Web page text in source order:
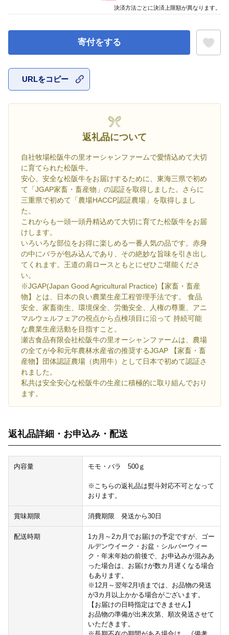
寄付をする
URLをコピー
返礼品について
自社牧場松阪牛の里オーシャンファームで愛情込めて大切
に育てられた松阪牛。
安心、安全な松阪牛をお届けするために、東海三県で初め
て「JGAP家畜・畜産物」の認証を取得しました。さらに
三重県で初めて「農場HACCP認証農場」を取得しまし
た。
これからも一頭一頭丹精込めて大切に育てた松阪牛をお届
けします。
いろいろな部位をお得に楽しめる一番人気の品です。赤身
の中にバラが包み込んであり、その絶妙な旨味を引き出し
てくれます。王道の肩ロースともとにぜひご堪能くださ
い。
※JGAP(Japan Good Agricultural Practice)【家畜・畜産
物】とは、日本の良い農業生産工程管理手法です。 食品
安全、家畜衛生、環境保全、労働安全、人権の尊重、アニ
マルウェルフェアの視点から点検項目に沿って 持続可能
な農業生産活動を目指すこと。
瀬古食品有限会社松阪牛の里オーシャンファームは、農場
の全てが令和元年農林水産省の推奨するJGAP 【家畜・畜
産物】団体認証農場（肉用牛）として日本で初めて認証さ
れました。
私共は安全安心な松阪牛の生産に積極的に取り組んでおり
ます。
返礼品詳細・お申込み・配送
内容量 モモ・バラ 500ｇ
※こちらの返礼品は熨斗対応不可となって
おります。
賞味期限 消費期限 発送から30日
配送時期
1カ月～2カ月でお届けの予定ですが、ゴー
ルデンウイーク・お盆・シルバーウィー
ク・年末年始の前後で、お申込みが混みあ
った場合は、お届けが数カ月遅くなる場合
もあります。
※12月～翌年2月頃までは、お品物の発送
が3カ月以上かかる場合がございます。
【お届けの日時指定はできません】
お品物の準備が出来次第、順次発送させて
いただきます。
決済方法ごとに決済上限額が異なります。